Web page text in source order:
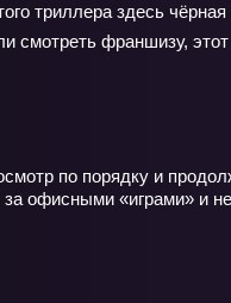
триллера здесь
смотреть франшизу,
по порядку и
«играми» и не